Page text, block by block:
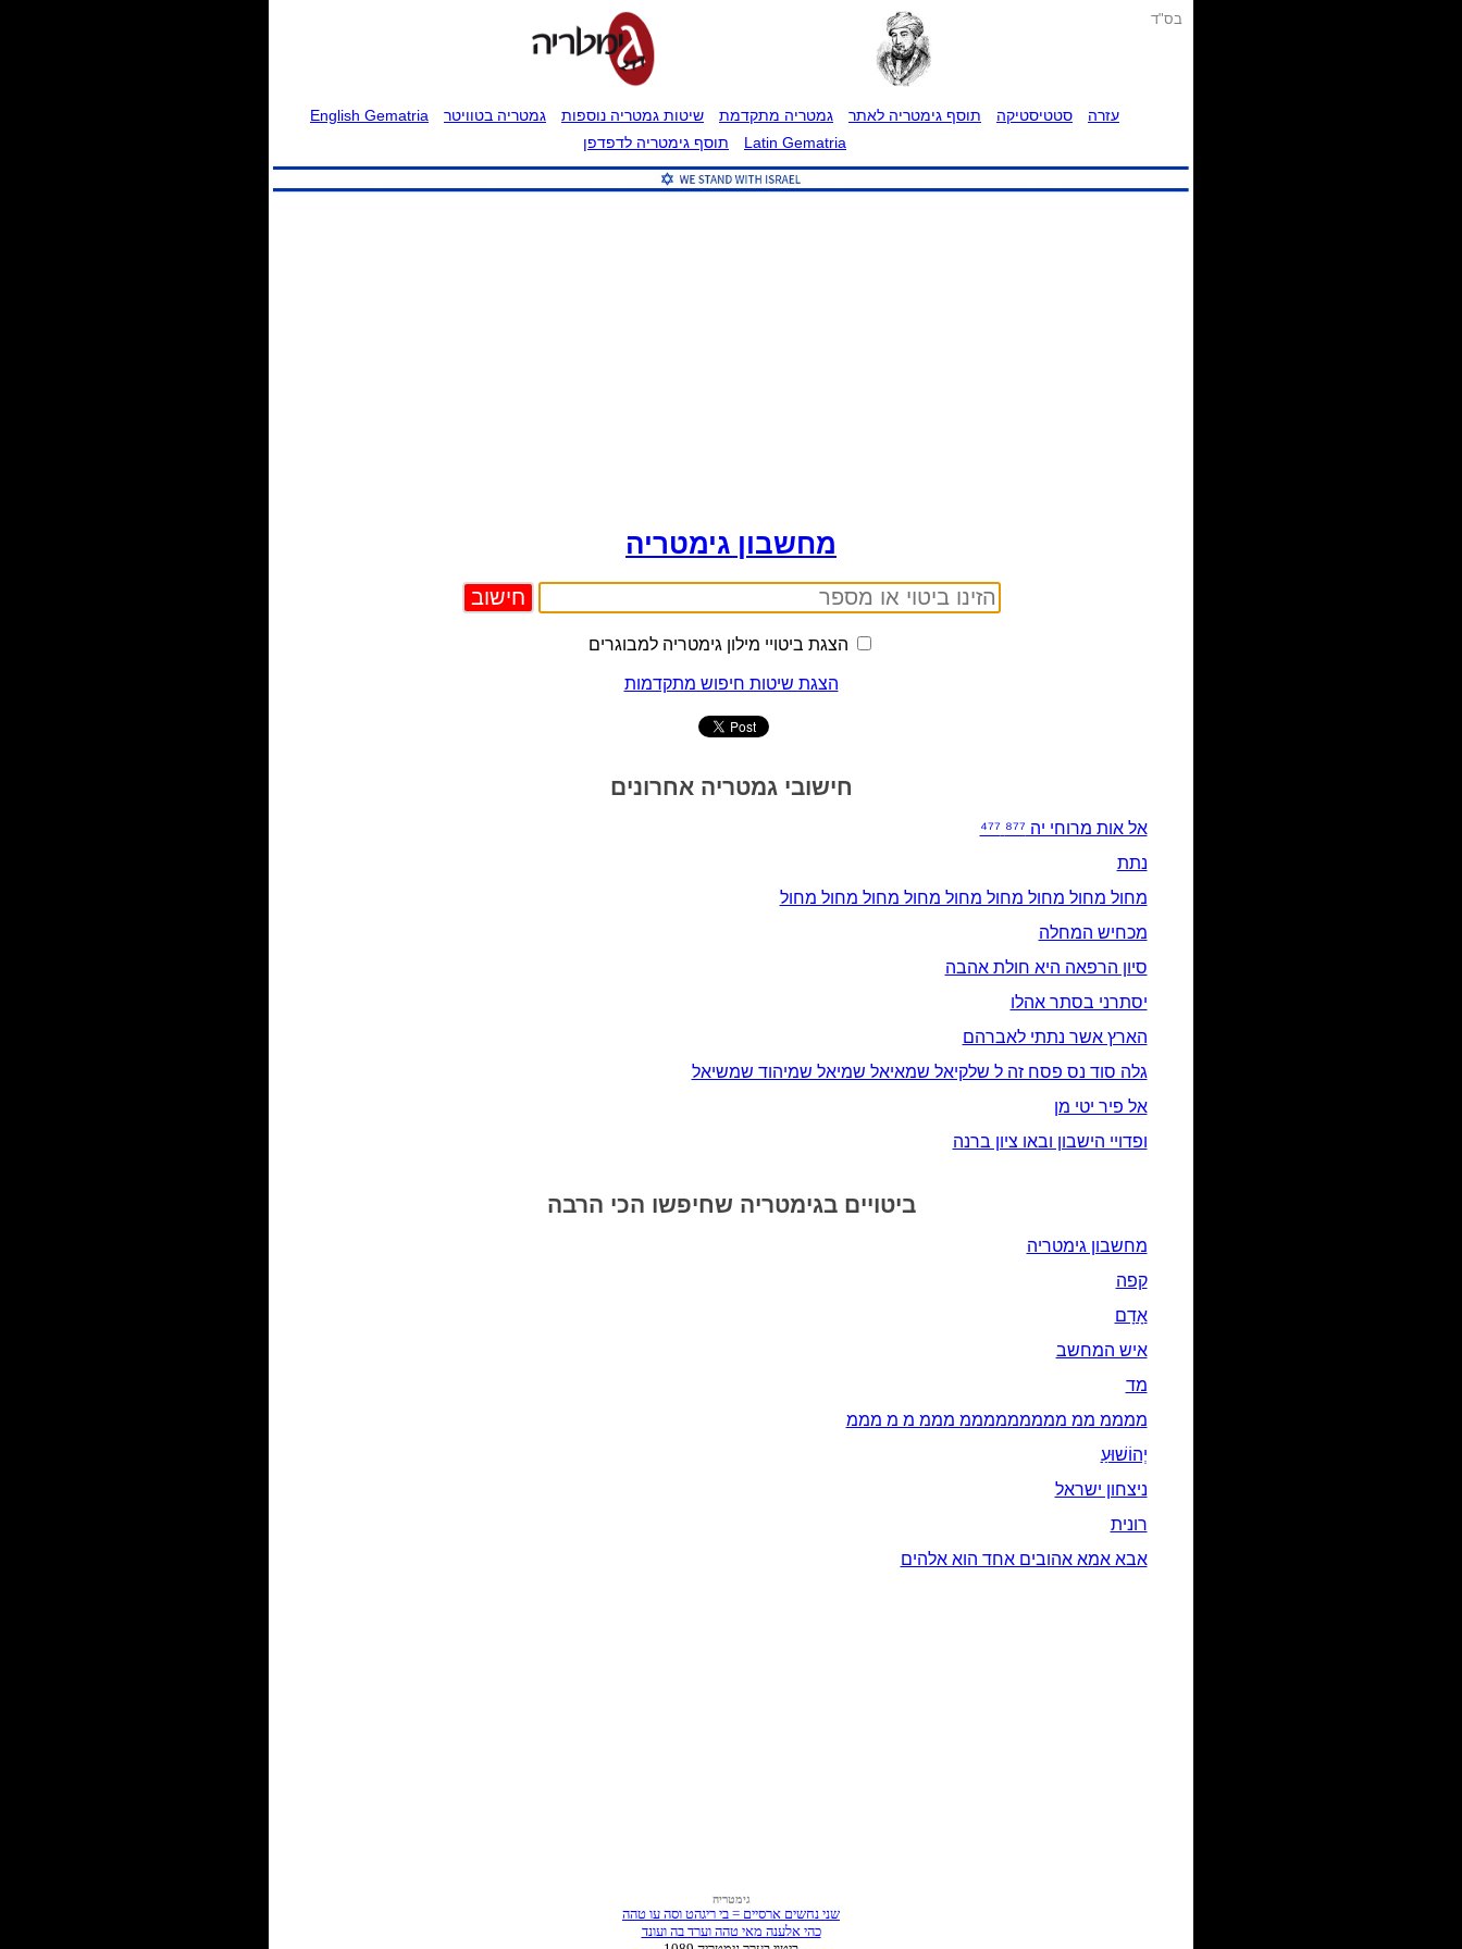
בס"ד
עזרה סטטיסטיקה תוסף גימטריה לאתר גמטריה מתקדמת שיטות גמטריה נוספות גמטריה בטוויטר
English Gematria
Latin Gematria
תוסף גימטריה לדפדפן
מחשבון גימטריה
הצגת ביטויי מילון גימטריה למבוגרים
הצגת שיטות חיפוש מתקדמות
חישובי גמטריה אחרונים
אל אות מרוחי יה ⁸⁷⁷ ⁴⁷⁷
נתת
מחול מחול מחול מחול מחול מחול מחול מחול מחול
מכחיש המחלה
סיון הרפאה היא חולת אהבה
יסתרני בסתר אהלו
הארץ אשר נתתי לאברהם
גלה סוד נס פסח זה ל שלקיאל שמאיאל שמיאל שמיהוד שמשיאל
אל פיר יטי מן
ופדויי הישבון ובאו ציון ברנה
ביטויים בגימטריה שחיפשו הכי הרבה
מחשבון גימטריה
קפה
אָדָם‎
איש המחשב
מד
ממממ ממ מממממממממ מממ מ מ מממ
יְהוֹשׁוּעַ
ניצחון ישראל
רונית
אבא אמא אהובים אחד הוא אלהים